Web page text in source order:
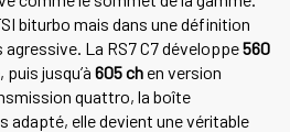
biturbo mais dans une définition
La RS7 C7 développe560
jusqu’à 605 chen version
quattro, la boîte
adapté, elle devient une véritable